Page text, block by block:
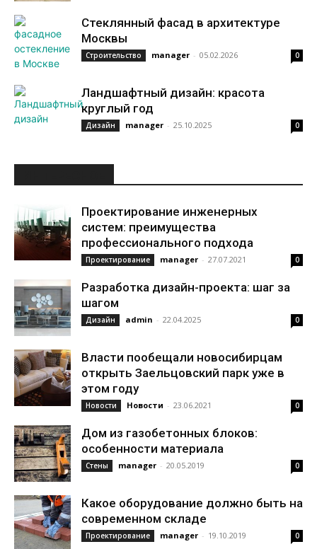
Стеклянный фасад в архитектуре
Москвы
Строительство manager - 05.02.2026 0
Ландшафтный дизайн: красота
круглый год
Дизайн manager - 25.10.2025 0
Проектирование инженерных
систем: преимущества
профессионального подхода
Проектирование manager - 27.07.2021 0
Разработка дизайн-проекта: шаг за
шагом
Дизайн admin - 22.04.2025 0
Власти пообещали новосибирцам
открыть Заельцовский парк уже в
этом году
Новости Новости - 23.06.2021 0
Дом из газобетонных блоков:
особенности материала
Стены manager - 20.05.2019 0
Какое оборудование должно быть на
современном складе
Проектирование manager - 19.10.2019 0